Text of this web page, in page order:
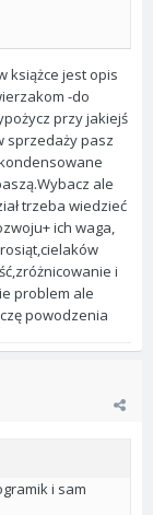
książce jest opis
-do
przy jakiejś
sprzedaży pasz
ale
trzeba wiedzieć
ich waga,
i
problem ale
powodzenia
i sam